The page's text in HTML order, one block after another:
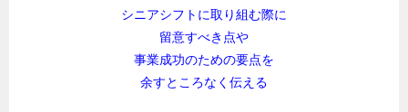
シニアシフトに取り組む際に
留意すべき点や
事業成功のための要点を
余すところなく伝える